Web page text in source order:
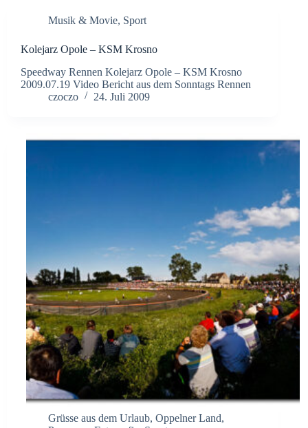
Musik & Movie, Sport
Kolejarz Opole – KSM Krosno
Speedway Rennen Kolejarz Opole – KSM Krosno
2009.07.19 Video Bericht aus dem Sonntags Rennen
czoczo
24. Juli 2009
Grüsse aus dem Urlaub, Oppelner Land,